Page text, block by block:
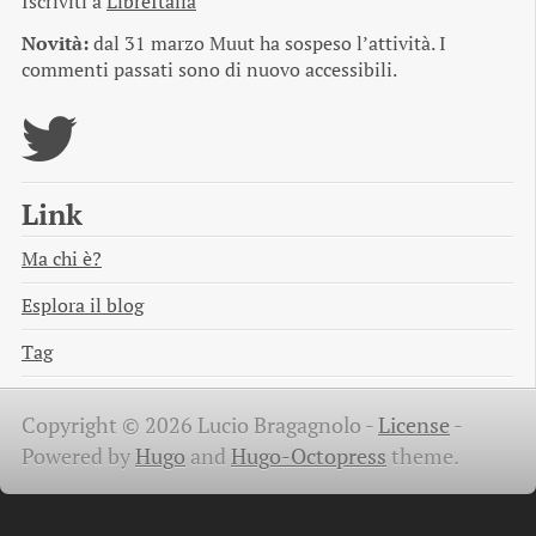
Novità:dal 31 marzo Muut ha sospeso l’attività. I
commenti passati sono di nuovo accessibili.
Link
Ma chi è?
Esplora il blog
Tag
Copyright © 2026 Lucio Bragagnolo -License -
Powered byHugo and Hugo-Octopress theme.